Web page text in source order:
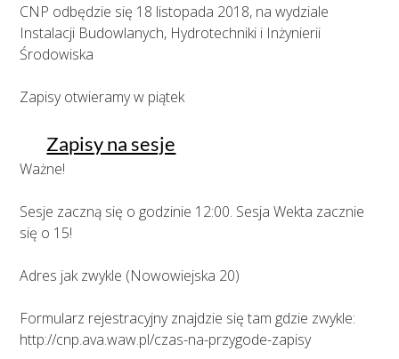
CNP odbędzie się 18 listopada 2018, na wydziale
Instalacji Budowlanych, Hydrotechniki i Inżynierii
Środowiska
Zapisy otwieramy w piątek
Zapisy na sesje
Ważne!
Sesje zaczną się o godzinie 12:00. Sesja Wekta zacznie
się o 15!
Adres jak zwykle (Nowowiejska 20)
Formularz rejestracyjny znajdzie się tam gdzie zwykle:
http://cnp.ava.waw.pl/czas-na-przygode-zapisy